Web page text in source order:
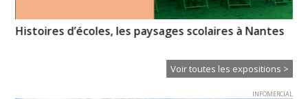
Histoires d’écoles, les paysages scolaires à Nantes
Voir toutes les expositions >
INFOMERCIAL